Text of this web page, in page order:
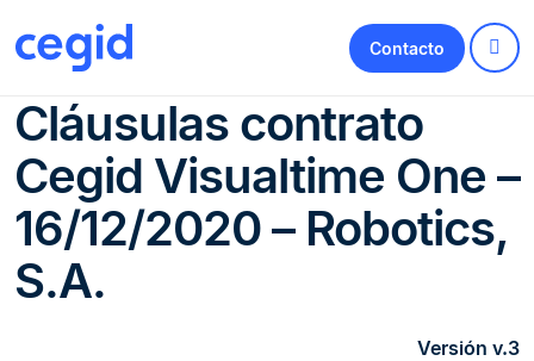
Contacto
Cláusulas contrato
Cegid Visualtime One –
16/12/2020 – Robotics,
S.A.
Versión v.3